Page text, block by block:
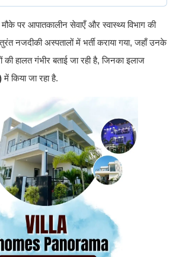
पर आपातकालीन सेवाएँ और स्वास्थ्य विभाग की
नजदीकी अस्पतालों में भर्ती कराया गया, जहाँ उनके
हालत गंभीर बताई जा रही है, जिनका इलाज
में किया जा रहा है.